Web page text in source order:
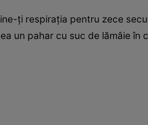
ţi respiraţia pentru zece
un pahar cu suc de lămâie